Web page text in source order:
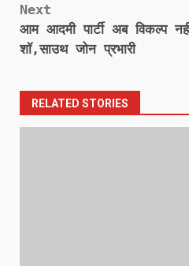
Next
आम आदमी पार्टी अब विकल्प
शॉ,साउथ जोन प्रभारी
RELATED STORIES